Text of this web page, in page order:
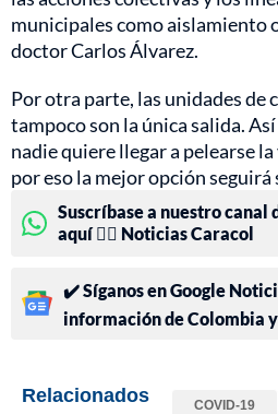
municipales como aislamiento
doctor Carlos Álvarez.
Por otra parte, las unidades de
tampoco son la única salida.
nadie quiere llegar a pelearse
por eso la mejor opción
Suscríbase a nuestro canal
aquí 👉🏻 Noticias Caracol
✔️ Síganos en Google
información de Colombia
Relacionados COVID-19